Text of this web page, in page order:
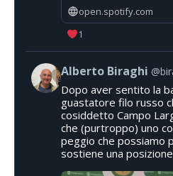
open.spotify.com
1
Alberto Biraghi
Dopo aver sentito la
guastatore filo russo
cosiddetto Campo
che (purtroppo) uno
peggio che possiamo
sostiene una